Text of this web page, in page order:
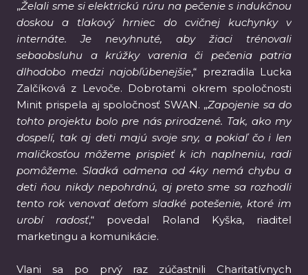
„Želali sme si elektrickú rúru na pečenie s indukčnou
doskou a tlakový hrniec do cvičnej kuchynky v
internáte. Je nevyhnuté, aby žiaci trénovali
sebaobsluhu a krúžky varenia či pečenia patria
dlhodobo medzi najobľúbenejšie,“ prezradila Lucka
Zalčíková z Levoče. Dobrotami okrem spoločnosti
Minit prispela aj spoločnosť SWAN. „Zapojenie sa do
tohto projektu bolo pre nás prirodzené. Tak, ako my
dospelí, tak aj deti majú svoje sny, a pokiaľ čo i len
maličkosťou môžeme prispieť k ich naplneniu, radi
pomôžeme. Sladká odmena od 4ky nemá chybu a
deti ňou nikdy nepohrdnú, aj preto sme sa rozhodli
tento rok venovať deťom sladké potešenie, ktoré im
urobí radosť,“ povedal Roland Kyška, riaditeľ
marketingu a komunikácie.
Vlani sa po prvý raz zúčastnili Charitatívnych